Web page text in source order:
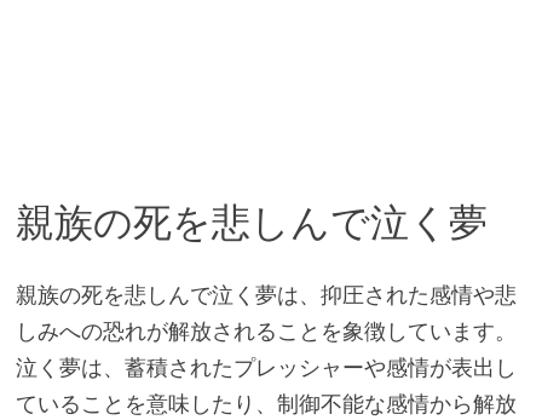
親族の死を悲しんで泣く夢
親族の死を悲しんで泣く夢は、抑圧された感情や悲
しみへの恐れが解放されることを象徴しています。
泣く夢は、蓄積されたプレッシャーや感情が表出し
ていることを意味したり、制御不能な感情から解放